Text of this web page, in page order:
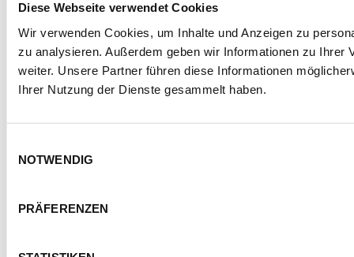
Diese Webseite verwendet Cookies
Wir verwenden Cookies, um Inhalte und Anzeigen zu
zu analysieren. Außerdem geben wir Informationen zu Ihrer
weiter. Unsere Partner führen diese Informationen
Ihrer Nutzung der Dienste gesammelt haben.
NOTWENDIG
PRÄFERENZEN